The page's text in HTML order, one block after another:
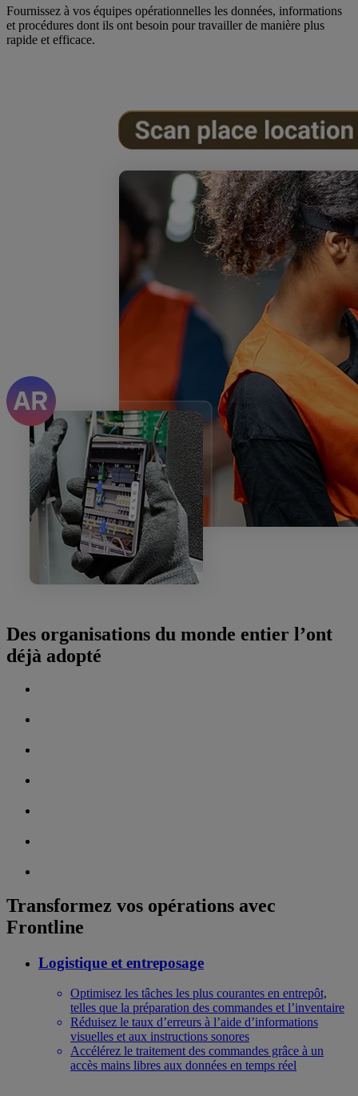
Fournissez à vos équipes opérationnelles les données, informations
et procédures dont ils ont besoin pour travailler de manière plus
rapide et efficace.
Des organisations du monde entier l’ont
déjà adopté
Transformez vos opérations avec
Frontline
Logistique et entreposage
Optimisez les tâches les plus courantes en entrepôt,
telles que la préparation des commandes et l’inventaire
Réduisez le taux d’erreurs à l’aide d’informations
visuelles et aux instructions sonores
Accélérez le traitement des commandes grâce à un
accès mains libres aux données en temps réel